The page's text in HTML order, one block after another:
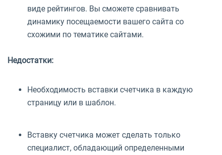
виде рейтингов. Вы сможете сравнивать
динамику посещаемости вашего сайта со
схожими по тематике сайтами.
Недостатки:
Необходимость вставки счетчика в каждую
страницу или в шаблон.
Вставку счетчика может сделать только
специалист, обладающий определенными